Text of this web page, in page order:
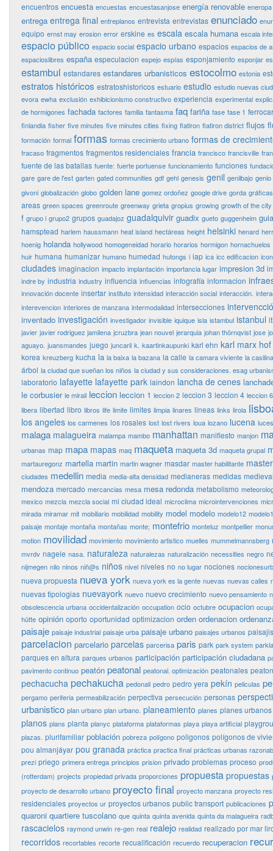
encuentros encuesta encuestas encuestasanjose energía renovable eneropa
entrega entrega final entreplanos entrevista entrevistas enunciado
equipo ernst may erosion error erskine es escala escala humana escala
espacio público espacio social espacio urbano espacios espacios de
espacioslibres españa especulacion espejo espías esponjamiento esponjar
estambul estandares estandares urbanisticos estocolmo estonia
estratos históricos estratoshistoricos estuario estudio estudio nuevas
evora ewha exclusión exhibicionismo constructivo experiencia experimental
de hormigones fachada factores familia fantasma faq fariña fase fase 1
finlandia fisher five minutes five minutes cities fixing flatiron flatiron district flujos
formación formal formas formas crecimiento urbano formas de
fracaso fragmentos fragmentos residenciales francia francisco francisville
fuente de las batallas fuente: fuerte portuense funcionamiento funciones
gare gare de l'est garten gated communities gdf gehl genesis genil genilbajo genio
givoni globalización globo golden lane gomez ordoñez google drive gorda gráficas
areas green spaces greenroute greenway grieta gropius growing growth of the city
f grupo i grupo2 grupos guadajoz guadalquivir guadix gueto guggenheim
hamsptead harlem haussmann heat island hectáreas height helsinki henard
hoenig holanda hollywood homogeneidad horario horarios hormigon hornachuelos
huir humana humanizar humano humedad hutongs i iap ica icc edificacion
ciudades imaginacion impacto implantación importancia lugar impresion 3d
indre by industria industry influencia influencias infografía informacion
innovación docente insertar instituto intensidad interacción social interacción.
interevencion interiores de manzana intermodalidad intersecciones
inventado investigación investigador invisible iquique isla istambul istanbul
javier javier rodriguez jamilena jcruzbra jean nouvel jerarquia johan thörnqvist jose
aguayo. juansmandes juego juncaril k. kaartinkaupunki karl ehn karl marx hof
korea kreuzberg kucha la la baixa la bazana la calle la camara viviente la casilina
árbol la ciudad que sueñan los niños la ciudad y sus consideraciones. esag
laboratorio lafayette lafayette park laindon lancha de cenes
le corbusier le mirail leccion leccion 1 leccion 2 leccion 3 leccion 4 leccion 6
libera libertad libro libros life limite limites limpia linares lineas links lirola
los angeles los carmenes los rosales lost lost rivers loua lozano lucena luces
malaga malagueira malampa mambo manhattan manifiesto manjon
urbanas map mapa mapas maq maqueta maqueta 3d maqueta grupal
martauregonz martella martin martin wagner masdar master habilitante
ciudades medellin media media-alta densidad medianeras medidas
mendoza mercado mercancias mesa mesa redonda metabolismo
mexico mezcla mezcla social mi ciudad ideal microclima microintervenciones
mirada miramar mit mobiliario mobilidad mobility model modelo modelo12
paisaje montaje montaña montañas monte; montefrio monteluz montpellier
motion movilidad movimiento movimiento artistico muelles mummelmannsberg
mvrdv nagele nasa. naturaleza naturalezas naturalización necessities negro
nijmegen nilo ninos niñ@s niños nivel niveles no no lugar nociones
nueva propuesta nueva york nueva york es la gente nuevas nuevas calles
nuevas tipologias nuevayork nuevo nuevo crecimiento nuevo pensamiento
obsolescencia urbana occidentalización occupation ocio octubre ocupacion
hütte opinión oporto oportunidad optimizacion orden ordenacion
paisaje paisaje industrial paisaje urba paisaje urbano paisajes urbanos
parcelacion parcelario parcelas parcerisa paris park park system
parques en altura parques urbanos participación participación ciudadana
pavimento continuo peatón peatonal peatonal. optimización peatonales
pechacucha pechakucha pedonali pedro pedro yera pekín peliculas
pergamo periferia permeabilización perpectiva persecución personas
urbanistico plan urbano plan urbano. planeamiento planes planes urbanos
planos plans planta planyc plataforma plataformas playa playa artificial
plazas. plurifamiliar población pobreza polígono poligonos polígonos de
pou almanjáyar pou granada práctica practica final prácticas urbanas
prezi priego primera entrega principios prision privado problemas proceso
(rotterdam) projects propiedad privada proporciones propuesta propuestas
proyecto de desarrollo urbano proyecto final proyecto manzana proyecto
residenciales proyectos ur proyectos urbanos public transport publicaciones
quaroni quartiere tuscolano que quinta quinta avenida quinta da malagueira
rascacielos raymond unwin re-gen real realejo realidad realizado por mar
recorridos recortables recorte recualificación recuerdo recuperacion